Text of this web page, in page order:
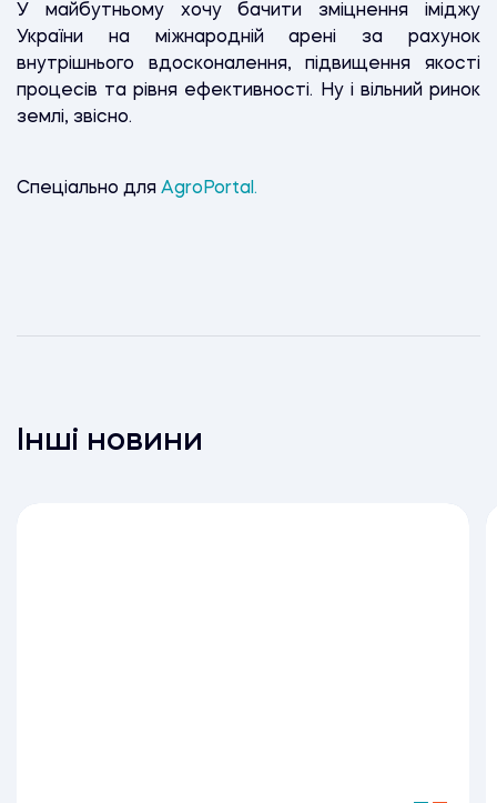
У майбутньому хочу бачити зміцнення іміджу
України на міжнародній арені за рахунок
внутрішнього вдосконалення, підвищення якості
процесів та рівня ефективності. Ну і вільний ринок
землі, звісно.
Спеціально для AgroPortal.
Інші новини